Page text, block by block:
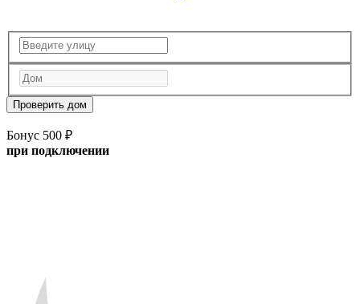
Проверить дом
Бонус 500 ₽
при подключении